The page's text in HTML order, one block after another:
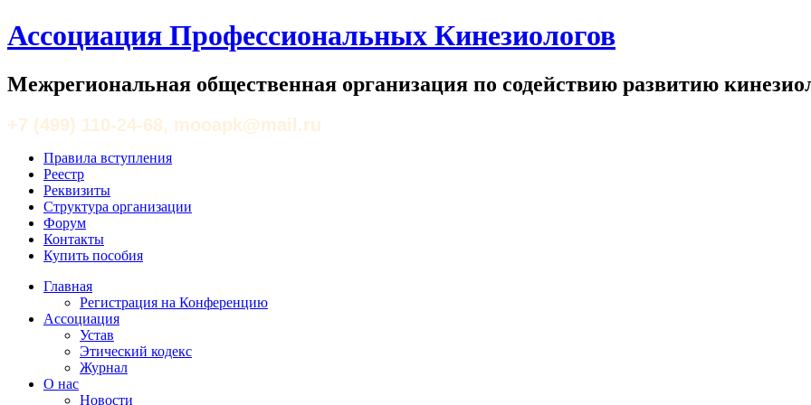
Ассоциация Профессиональных Кинезиологов
Межрегиональная общественная организация по содействию развитию
+7 (499) 110-24-68, mooapk@mail.ru
Правила вступления
Реестр
Реквизиты
Структура организации
Форум
Контакты
Купить пособия
Главная
Регистрация на Конференцию
Ассоциация
Устав
Этический кодекс
Журнал
О нас
Новости